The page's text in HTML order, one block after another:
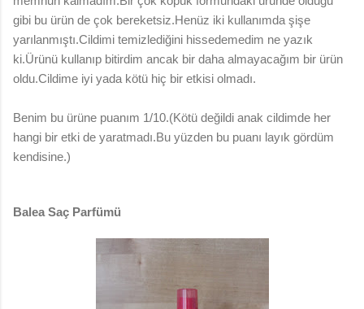
gibi bu ürün de çok bereketsiz.Henüz iki kullanımda şişe
yarılanmıştı.Cildimi temizlediğini hissedemedim ne yazık
ki.Ürünü kullanıp bitirdim ancak bir daha almayacağım bir ürün
oldu.Cildime iyi yada kötü hiç bir etkisi olmadı.
Benim bu ürüne puanım 1/10.(Kötü değildi anak cildimde her
hangi bir etki de yaratmadı.Bu yüzden bu puanı layık gördüm
kendisine.)
Balea Saç Parfümü